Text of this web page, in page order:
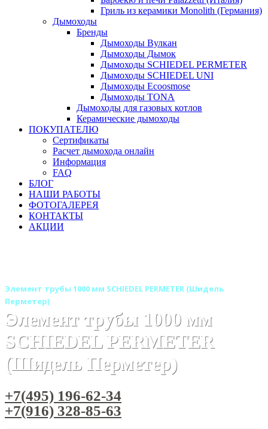
Гриль из керамики Monolith (Германия)
Дымоходы
Бренды
Дымоходы Вулкан
Дымоходы Дымок
Дымоходы SCHIEDEL PERMETER
Дымоходы SCHIEDEL UNI
Дымоходы Ecoosmose
Дымоходы TONA
Дымоходы для газовых котлов
Керамические дымоходы
ПОКУПАТЕЛЮ
Сертификаты
Расчет дымохода онлайн
Информация
FAQ
БЛОГ
НАШИ РАБОТЫ
ФОТОГАЛЕРЕЯ
КОНТАКТЫ
АКЦИИ
Элемент трубы 1000 мм SCHIEDEL PERMETER (Шидель
Перметер)
Элемент трубы 1000 мм
SCHIEDEL PERMETER
(Шидель Перметер)
+7(495) 196-62-34
+7(916) 328-85-63